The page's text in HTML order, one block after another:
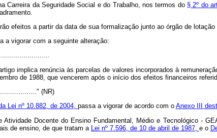
Carreira da Seguridade Social e do Trabalho, nos termos do § 2º do
efeitos a partir da data de sua formalização junto ao órgão de lotação
a vigorar com a seguinte alteração:
implica renúncia às parcelas de valores incorporados à
de 1988, que vencerem após o início dos efeitos financeiros
(NR)
Lei nº 10.882, de 2004, passa a vigorar de acordo com o Anexo III
Docente do Ensino Fundamental, Médio e Tecnológico -
de ensino, de que tratam a
Lei nº 7.596, de 10 de abril de 1987, e o